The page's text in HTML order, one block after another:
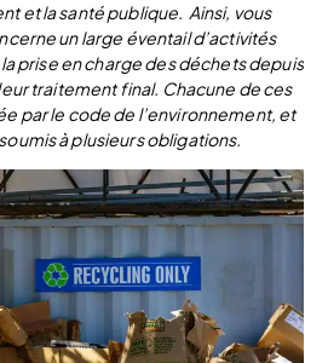
et la santé publique. Ainsi, vous
un large éventail d’activités
prise en charge des déchets depuis
traitement final. Chacune de ces
par le code de l’environnement, et
à plusieurs obligations.